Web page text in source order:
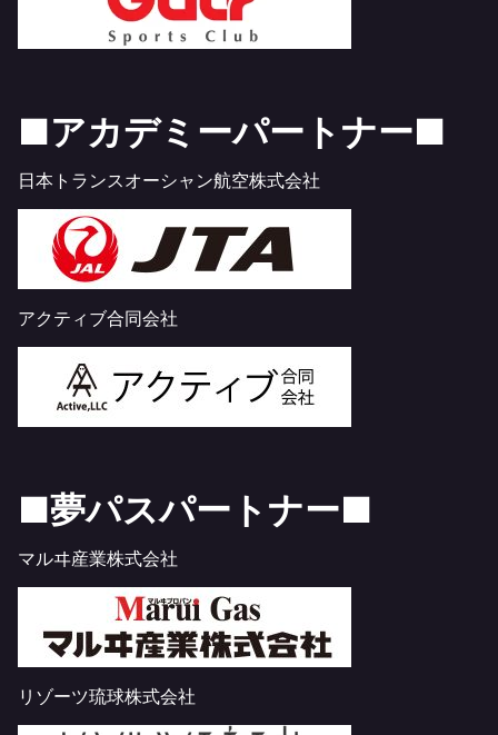
■アカデミーパートナー■
日本トランスオーシャン航空株式会社
アクティブ合同会社
■夢パスパートナー■
マルヰ産業株式会社
リゾーツ琉球株式会社